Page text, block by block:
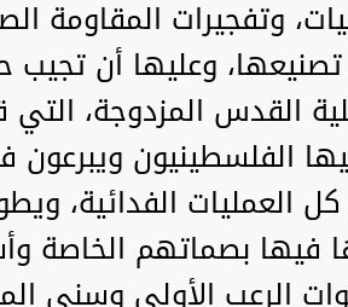
وتفجيرات المقاومة
وعليها أن
القدس المزدوجة،
الفلسطينيون ويبرعون
العمليات الفدائية،
فيها بصماتهم الخاصة
الرعب الأولى وسني